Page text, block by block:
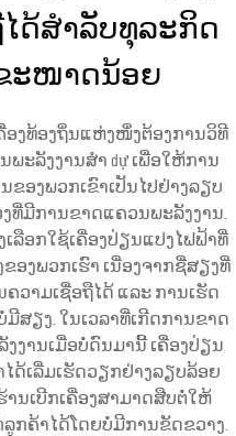
ໄດ້ສຳລັບທຸລະກິດ
ະໜາດນ້ອຍ
ອງທ້ອງຖິ່ນແຫ່ງໜຶ່ງຕ້ອງການວິທີ
ພະລັງງານສຳ dự ເພື່ອໃຫ້ການ
ຂອງພວກເຂົາເປັນໄປຢ່າງລຽບ
ທີ່ມີການຂາດແຄວນພະລັງງານ.
ເລືອກໃຊ້ເຄື່ອງປ່ຽນແປງໄຟຟ້າທີ່
ຂອງພວກເຮົາ ເນື່ອງຈາກຊື່ສຽງທີ່
ຄວາມເຊື່ອຖືໄດ້ ແລະ ການເຮັດ
ມີສຽງ. ໃນເວລາທີ່ເກີດການຂາດ
ງານເມື່ອບໍ່ດົນມານີ້ ເຄື່ອງປ່ຽນ
ໄດ້ເລີ່ມເຮັດວຽກຢ່າງລຽບລ້ອຍ
ານເບີກເຄື່ອງສາມາດສືບຕໍ່ໃຫ້
ກຄ້າໄດ້ໂດຍບໍ່ມີການຂັດຂວາງ.